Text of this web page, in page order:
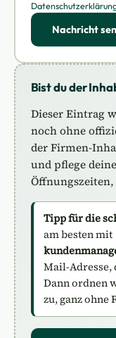
Nachricht
Bist du der
Dieser Eintrag
noch ohne
der Firmen-
und pflege
Tipp für die
am besten mit
Mail-
Dann ordnen
zu, ganz ohne